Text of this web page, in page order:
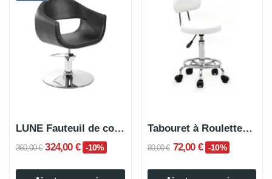
LUNE Fauteuil de coiffure
360,00 € 324,00 € -10%
Tabouret à Roulettes TREND
80,00 € 72,00 € -10%